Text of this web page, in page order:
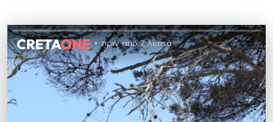
πριν από 2 λεπτά